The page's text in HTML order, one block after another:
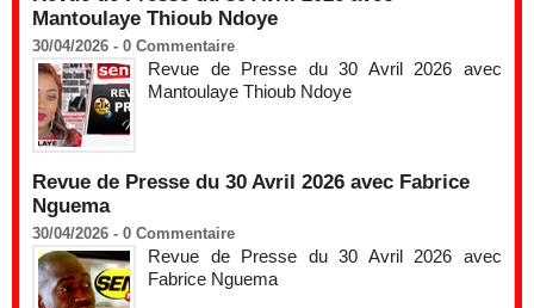
Mantoulaye Thioub Ndoye
30/04/2026 - 0 Commentaire
Revue de Presse du 30 Avril 2026 avec
Mantoulaye Thioub Ndoye
Revue de Presse du 30 Avril 2026 avec Fabrice
Nguema
30/04/2026 - 0 Commentaire
Revue de Presse du 30 Avril 2026 avec
Fabrice Nguema